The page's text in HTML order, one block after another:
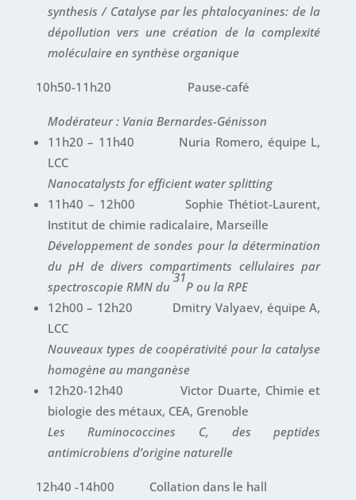
synthesis / Catalyse par les phtalocyanines: de la
dépollution vers une création de la complexité
moléculaire en synthèse organique
10h50-11h20 Pause-café
Modérateur : Vania Bernardes-Génisson
11h20 – 11h40 Nuria Romero, équipe L,
LCC
Nanocatalysts for efficient water splitting
11h40 – 12h00 Sophie Thétiot-Laurent,
Institut de chimie radicalaire, Marseille
Développement de sondes pour la détermination
du pH de divers compartiments cellulaires par
spectroscopie RMN du
31
P ou la RPE
12h00 – 12h20 Dmitry Valyaev, équipe A,
LCC
Nouveaux types de coopérativité pour la catalyse
homogène au manganèse
12h20-12h40 Victor Duarte, Chimie et
biologie des métaux, CEA, Grenoble
Les Ruminococcines C, des peptides
antimicrobiens d’origine naturelle
12h40 -14h00 Collation dans le hall